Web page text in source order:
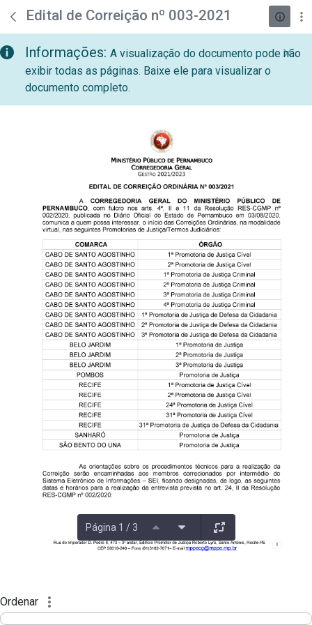
Pular para o Conteúdo principal
teste descricao
Edital de Correição nº 003-2021
Informações: A visualização do documento pode não
exibir todas as páginas. Baixe ele para visualizar o
documento completo.
Página 1 / 3
Ordenar